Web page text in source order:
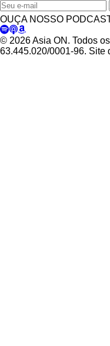
OUÇA NOSSO
© 2026 Asia ON. Todos
63.445.020/0001-96. Site